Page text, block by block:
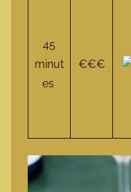
45
minut
es
€€€